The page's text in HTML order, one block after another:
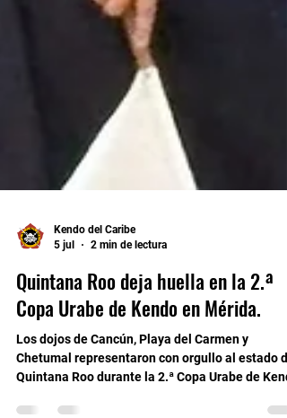
Kendo del Caribe
5 jul
2 min de lectura
Quintana Roo deja huella en la 2.ª
Copa Urabe de Kendo en Mérida.
Los dojos de Cancún, Playa del Carmen y